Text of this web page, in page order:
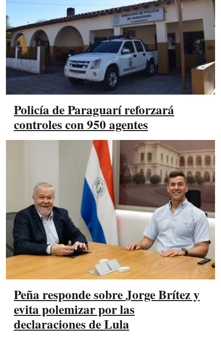
Policía de Paraguarí reforzará
controles con 950 agentes
Peña responde sobre Jorge Brítez y
evita polemizar por las
declaraciones de Lula